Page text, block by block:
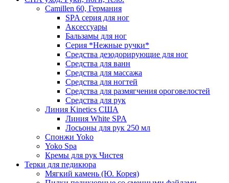
Camillen 60, Германия
SPA серия для ног
Аксессуары
Бальзамы для ног
Серия *Нежные ручки*
Средства дезодорирующие для ног
Средства для ванн
Средства для массажа
Средства для ногтей
Средства для размягчения ороговелостей
Средства для рук
Линия Kinetics США
Линия White SPA
Лосьоны для рук 250 мл
Спонжи Yoko
Yoko Spa
Кремы для рук Чистея
Терки для педикюра
Мягкий камень (Ю. Корея)